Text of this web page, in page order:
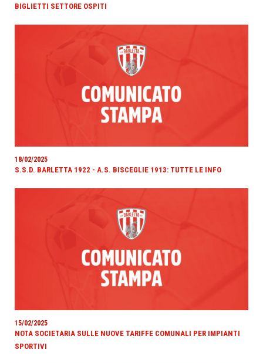
BIGLIETTI SETTORE OSPITI
18/02/2025
S.S.D. BARLETTA 1922 - A.S. BISCEGLIE 1913: TUTTE LE INFO
15/02/2025
NOTA SOCIETARIA SULLE NUOVE TARIFFE COMUNALI PER IMPIANTI
SPORTIVI